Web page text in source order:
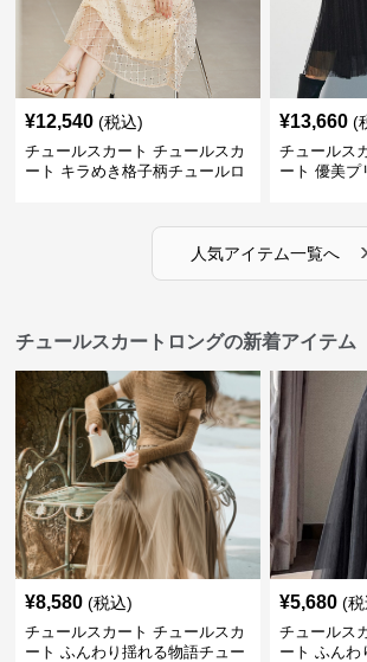
¥12,540 (税込)
チュールスカート チュールスカ
ート キラめき格子柄チュールロ
¥13,660 (
チュールス
ート 優美プ
人気アイテム一覧へ ›
チュールスカートロングの新着アイテム
¥8,580 (税込)
チュールスカート チュールスカ
ート ふんわり揺れる物語チュー
¥5,680 (
チュールス
ート ふんわ